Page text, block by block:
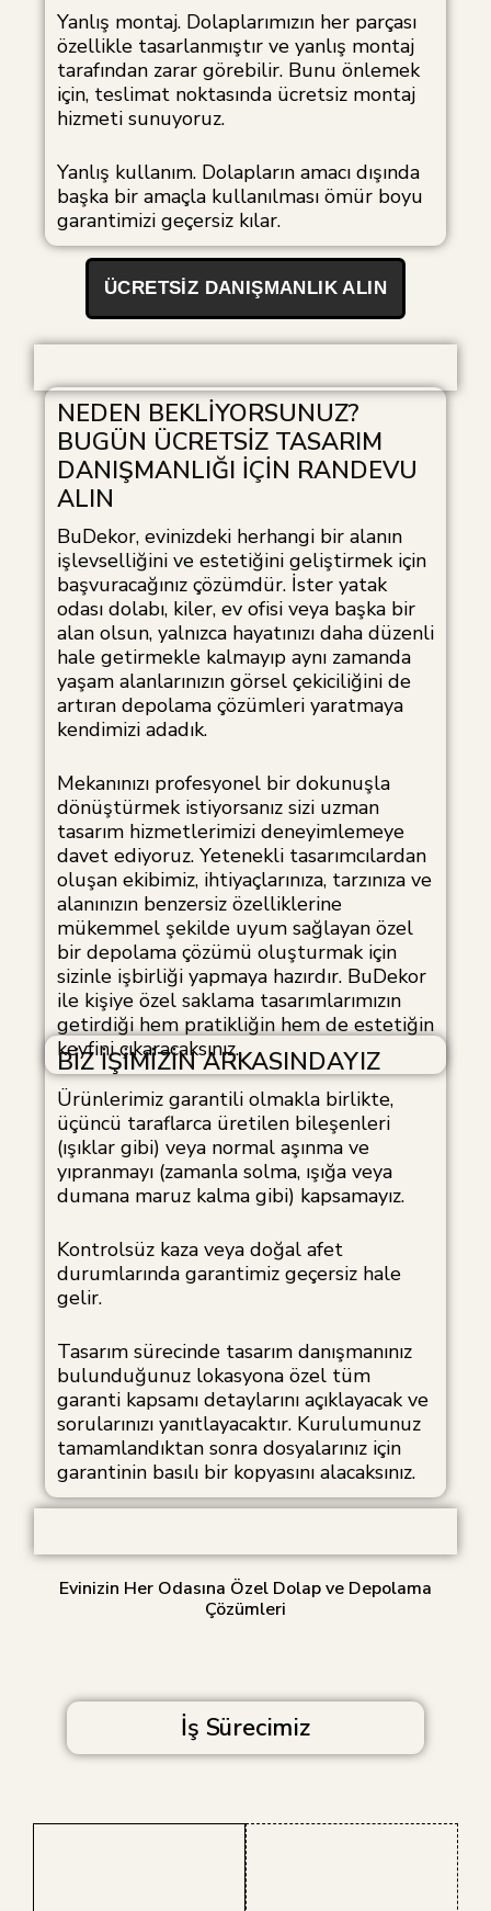
Yanlış montaj. Dolaplarımızın her parçası
özellikle tasarlanmıştır ve yanlış montaj
tarafından zarar görebilir. Bunu önlemek
için, teslimat noktasında ücretsiz montaj
hizmeti sunuyoruz.
Yanlış kullanım. Dolapların amacı dışında
başka bir amaçla kullanılması ömür boyu
garantimizi geçersiz kılar.
ÜCRETSIZ DANIŞMANLIK ALIN
NEDEN BEKLİYORSUNUZ?
BUGÜN ÜCRETSİZ TASARIM
DANIŞMANLIĞI İÇİN RANDEVU
ALIN
BuDekor, evinizdeki herhangi bir alanın
işlevselliğini ve estetiğini geliştirmek için
başvuracağınız çözümdür. İster yatak
odası dolabı, kiler, ev ofisi veya başka bir
alan olsun, yalnızca hayatınızı daha düzenli
hale getirmekle kalmayıp aynı zamanda
yaşam alanlarınızın görsel çekiciliğini de
artıran depolama çözümleri yaratmaya
kendimizi adadık.
Mekanınızı profesyonel bir dokunuşla
dönüştürmek istiyorsanız sizi uzman
tasarım hizmetlerimizi deneyimlemeye
davet ediyoruz. Yetenekli tasarımcılardan
oluşan ekibimiz, ihtiyaçlarınıza, tarzınıza ve
alanınızın benzersiz özelliklerine
mükemmel şekilde uyum sağlayan özel
bir depolama çözümü oluşturmak için
sizinle işbirliği yapmaya hazırdır. BuDekor
ile kişiye özel saklama tasarımlarımızın
getirdiği hem pratikliğin hem de estetiğin
keyfini çıkaracaksınız.
BİZ İŞİMİZİN ARKASINDAYIZ
Ürünlerimiz garantili olmakla birlikte,
üçüncü taraflarca üretilen bileşenleri
(ışıklar gibi) veya normal aşınma ve
yıpranmayı (zamanla solma, ışığa veya
dumana maruz kalma gibi) kapsamayız.
Kontrolsüz kaza veya doğal afet
durumlarında garantimiz geçersiz hale
gelir.
Tasarım sürecinde tasarım danışmanınız
bulunduğunuz lokasyona özel tüm
garanti kapsamı detaylarını açıklayacak ve
sorularınızı yanıtlayacaktır. Kurulumunuz
tamamlandıktan sonra dosyalarınız için
garantinin basılı bir kopyasını alacaksınız.
Evinizin Her Odasına Özel Dolap ve Depolama
Çözümleri
İş Sürecimiz